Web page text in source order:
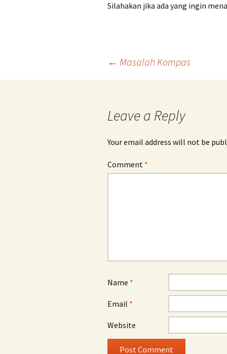
Silahakan jika ada yang ingin
← Masalah Kompas
Leave a Reply
Your email address will not be
Comment *
Name *
Email *
Website